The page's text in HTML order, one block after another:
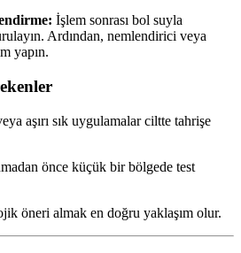
İşlem sonrası bol suyla
Ardından, nemlendirici veya
yapın.
aşırı sık uygulamalar ciltte tahrişe
önce küçük bir bölgede test
öneri almak en doğru yaklaşım olur.